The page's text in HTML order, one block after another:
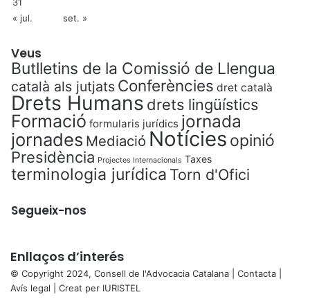
« jul.
set. »
Veus
Butlletins de la Comissió de Llengua
català als jutjats Conferències dret català
Drets Humans drets lingüístics
Formació formularis jurídics jornada
jornades Mediació Notícies opinió
Presidència Projectes Internacionals Taxes
terminologia jurídica Torn d'Ofici
Segueix-nos
Enllaços d’interés
© Copyright 2024, Consell de l'Advocacia Catalana | Contacta
Avís legal | Creat per IURISTEL